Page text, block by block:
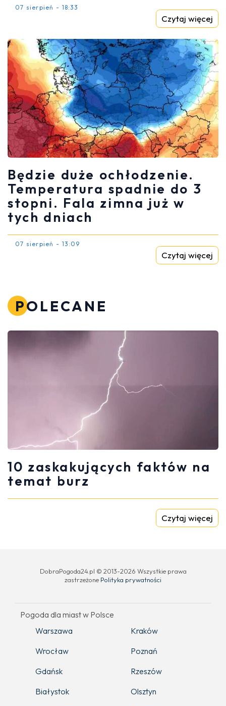
07 sierpień - 18:33
Czytaj więcej
Będzie duże ochłodzenie.
Temperatura spadnie do 3
stopni. Fala zimna już w
tych dniach
07 sierpień - 13:09
Czytaj więcej
POLECANE
10 zaskakujących faktów na
temat burz
Czytaj więcej
DobraPogoda24.pl © 2013-2026 Wszystkie prawa
zastrzeżone Polityka prywatności
Pogoda dla miast w Polsce
Warszawa
Kraków
Wrocław
Poznań
Gdańsk
Rzeszów
Białystok
Olsztyn